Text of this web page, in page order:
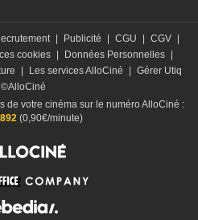
Publicité CGU CGV
cookies Données Personnelles
Les services AlloCiné
Gérer Utiq
©AlloCiné
de votre cinéma sur le numéro AlloCiné :
(0,90€/minute)